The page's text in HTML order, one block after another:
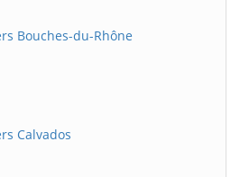
Bouches-du-Rhône
Calvados